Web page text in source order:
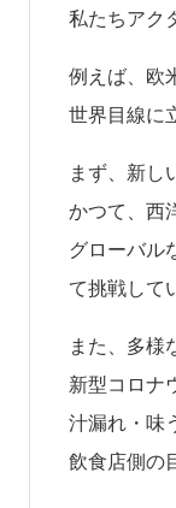
私たちアク
例えば、欧
世界目線に
まず、新し
かつて、西
グローバル
て挑戦して
また、多様
新型コロナ
汁漏れ・味
飲食店側の